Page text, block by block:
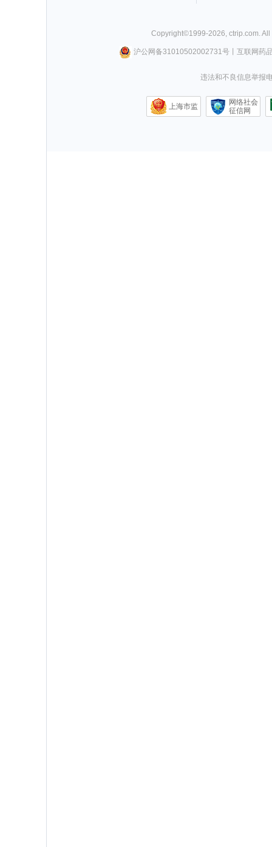
Copyright©1999-2026, ctrip.com.
沪公网备31010502002731号丨 互联网药
违法和不良信息举报
上海市监
网络社会
征信网